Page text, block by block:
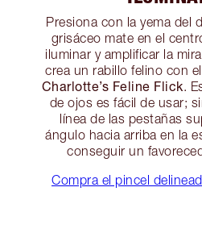
Presiona con la yema del
grisáceo mate en el
iluminar y amplificar la
crea un rabillo felino con el
Charlotte’s Feline Flick.
de ojos es fácil de usar;
línea de las pestañas
ángulo hacia arriba en la
conseguir un
Compra el pincel